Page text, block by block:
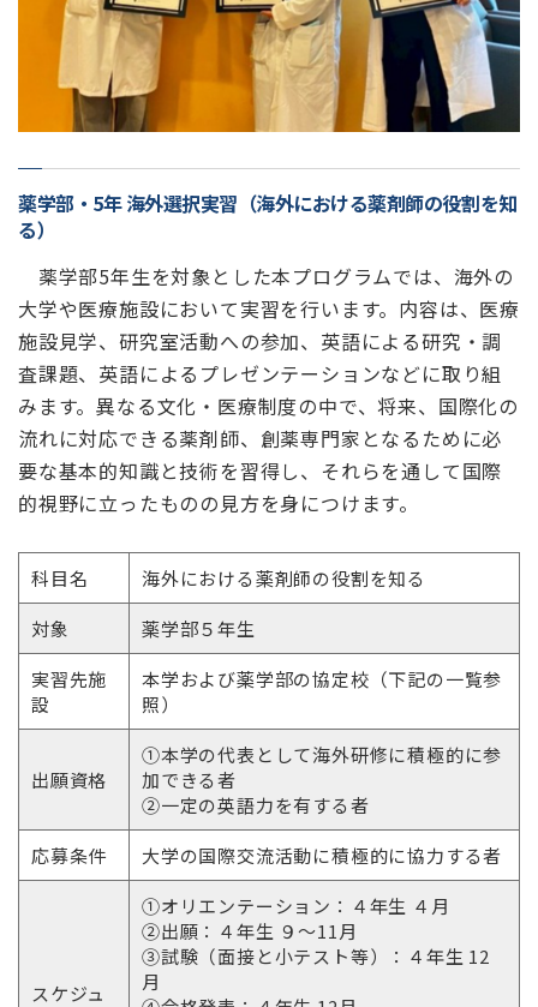
薬学部・5年 海外選択実習（海外における薬剤師の役割を知
る）
薬学部5年生を対象とした本プログラムでは、海外の
大学や医療施設において実習を行います。内容は、医療
施設見学、研究室活動への参加、英語による研究・調
査課題、英語によるプレゼンテーションなどに取り組
みます。異なる文化・医療制度の中で、将来、国際化の
流れに対応できる薬剤師、創薬専門家となるために必
要な基本的知識と技術を習得し、それらを通して国際
的視野に立ったものの見方を身につけます。
科目名
海外における薬剤師の役割を知る
対象
薬学部５年生
実習先施
設
本学および薬学部の協定校（下記の一覧参
照）
出願資格
①本学の代表として海外研修に積極的に参
加できる者
②一定の英語力を有する者
応募条件
大学の国際交流活動に積極的に協力する者
スケジュ
①オリエンテーション：４年生 ４月
②出願：４年生 ９～11月
③試験（面接と小テスト等）：４年生 12
月